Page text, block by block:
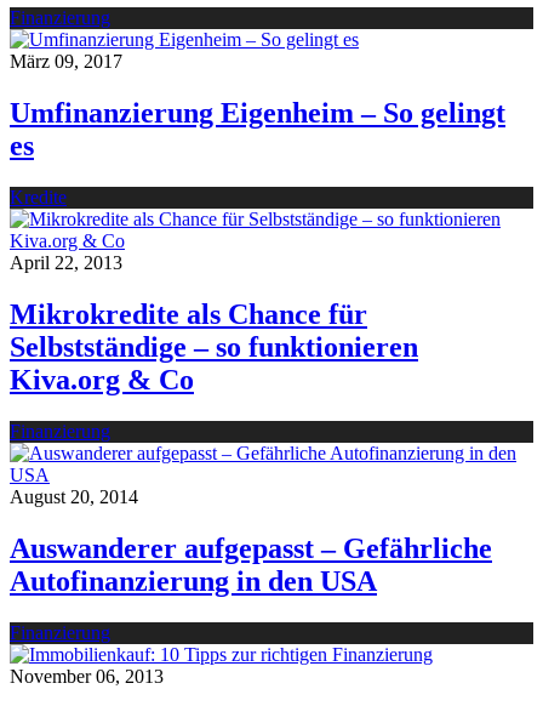
Finanzierung
März 09, 2017
Umfinanzierung Eigenheim – So gelingt
es
Kredite
April 22, 2013
Mikrokredite als Chance für
Selbstständige – so funktionieren
Kiva.org & Co
Finanzierung
August 20, 2014
Auswanderer aufgepasst – Gefährliche
Autofinanzierung in den USA
Finanzierung
November 06, 2013